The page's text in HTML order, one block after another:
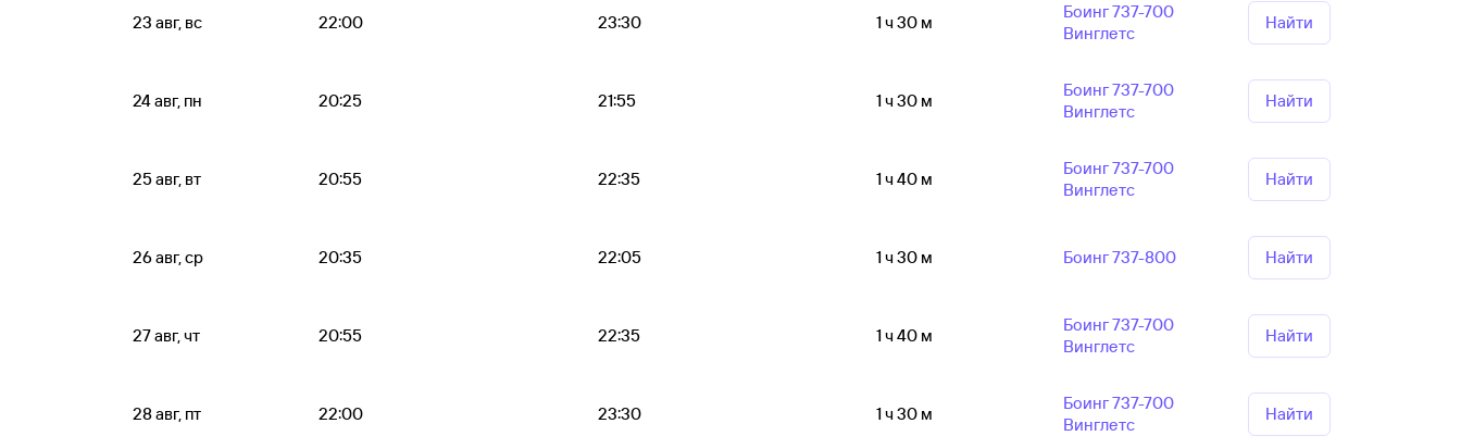
23 авг, вс 22:00 23:30 1 ч 30 м
Боинг 737-700
Винглетс
Найти
24 авг, пн 20:25 21:55 1 ч 30 м
Боинг 737-700
Винглетс
Найти
25 авг, вт 20:55 22:35 1 ч 40 м
Боинг 737-700
Винглетс
Найти
26 авг, ср 20:35 22:05 1 ч 30 м Боинг 737-800 Найти
27 авг, чт 20:55 22:35 1 ч 40 м
Боинг 737-700
Винглетс
Найти
28 авг, пт 22:00 23:30 1 ч 30 м
Боинг 737-700
Винглетс
Найти